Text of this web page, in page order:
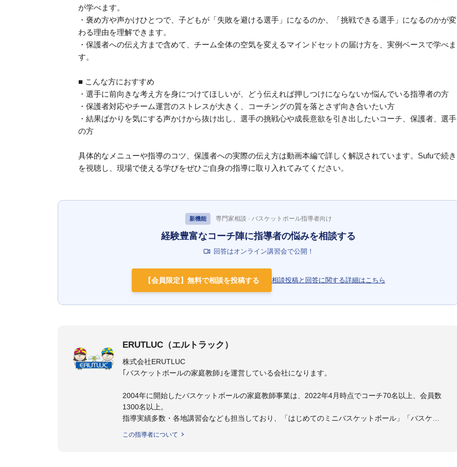
が学べます。
・褒め方や声かけひとつで、子どもが「失敗を避ける選手」になるのか、「挑戦できる選手」になるのかが変
わる理由を理解できます。
・保護者への伝え方まで含めて、チーム全体の空気を変えるマインドセットの届け方を、実例ベースで学べま
す。
■ こんな方におすすめ
・選手に前向きな考え方を身につけてほしいが、どう伝えれば押しつけにならないか悩んでいる指導者の方
・保護者対応やチーム運営のストレスが大きく、コーチングの質を落とさず向き合いたい方
・結果ばかりを気にする声かけから抜け出し、選手の挑戦心や成長意欲を引き出したいコーチ、保護者、選手
の方
具体的なメニューや指導のコツ、保護者への実際の伝え方は動画本編で詳しく解説されています。Sufuで続き
を視聴し、現場で使える学びをぜひご自身の指導に取り入れてみてください。
新機能 専門家相談 · バスケットボール指導者向け
経験豊富なコーチ陣に指導者の悩みを相談する
回答はオンライン講習会で公開！
【会員限定】無料で相談を投稿する 相談投稿と回答に関する詳細はこちら
ERUTLUC（エルトラック）
株式会社ERUTLUC
｢バスケットボールの家庭教師｣を運営している会社になります。
2004年に開始したバスケットボールの家庭教師事業は、2022年4月時点でコーチ70名以上、会員数
1300名以上。
指導実績多数・各地講習会なども担当しており、「はじめてのミニバスケットボール」「バスケッ
この指導者について